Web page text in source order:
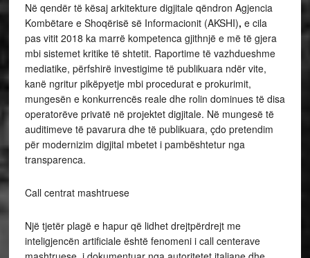
Në qendër të kësaj arkitekture digjitale qëndron Agjencia
Kombëtare e Shoqërisë së Informacionit (AKSHI), e cila
pas vitit 2018 ka marrë kompetenca gjithnjë e më të gjera
mbi sistemet kritike të shtetit. Raportime të vazhdueshme
mediatike, përfshirë investigime të publikuara ndër vite,
kanë ngritur pikëpyetje mbi procedurat e prokurimit,
mungesën e konkurrencës reale dhe rolin dominues të disa
operatorëve privatë në projektet digjitale. Në mungesë të
auditimeve të pavarura dhe të publikuara, çdo pretendim
për modernizim digjital mbetet i pambështetur nga
transparenca.
Call centrat mashtruese
Një tjetër plagë e hapur që lidhet drejtpërdrejt me
inteligjencën artificiale është fenomeni i call centerave